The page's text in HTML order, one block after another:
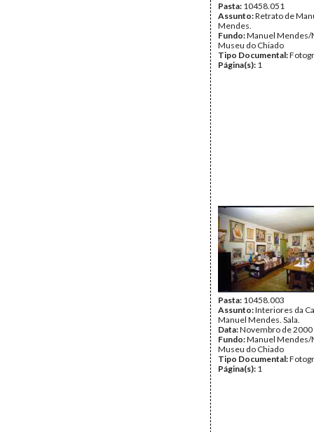
Pasta: 10458.051
Assunto:Retrato de
Mendes.
Fundo:Manuel Mendes/
Museu do Chiado
Tipo Documental:
Página(s): 1
Pasta: 10458.003
Assunto:Interiores da
Manuel Mendes. Sala.
Data:Novembro de 2000
Fundo:Manuel Mendes/
Museu do Chiado
Tipo Documental:
Página(s): 1